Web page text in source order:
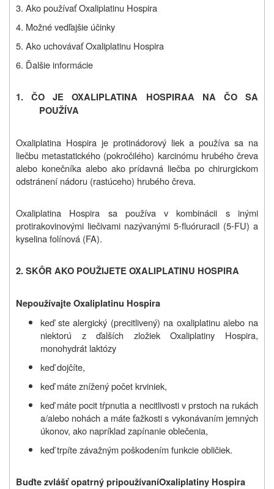
3. Ako používaťOxaliplatinu Hospira
4. Možné vedľajšie účinky
5. Ako uchovávaťOxaliplatinu Hospira
6. Ďalšie informácie
1. ČO JE OXALIPLATINA HOSPIRAA NA ČO SA
POUŽÍVA
Oxaliplatina Hospira je protinádorový liek a používa sa na
liečbu metastatického (pokročilého) karcinómu hrubého čreva
alebo konečníka alebo ako prídavná liečba po chirurgickom
odstránení nádoru (rastúceho) hrubého čreva.
Oxaliplatina Hospira sa používa v kombinácii s inými
protirakovinovými liečivami nazývanými 5-fluóruracil (5-FU) a
kyselina folínová (FA).
2. SKÔR AKO POUŽIJETEOXALIPLATINU HOSPIRA
NepoužívajteOxaliplatinu Hospira
keď ste alergický (precitlivený) na oxaliplatinu alebo na
niektorú z ďalších zložiek Oxaliplatiny Hospira,
monohydrát laktózy
keď dojčíte,
keď máte znížený počet krviniek,
keď máte pocit tŕpnutia a necitlivosti v prstoch na rukách
a/alebo nohách a máte ťažkosti s vykonávaním jemných
úkonov, ako napríklad zapínanie oblečenia,
keď trpíte závažným poškodením funkcie obličiek.
Buďte zvlášťopatrný pripoužívaníOxaliplatiny Hospira